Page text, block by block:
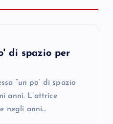
di spazio per
“un po’ di spazio
anni. L’attrice
negli anni…